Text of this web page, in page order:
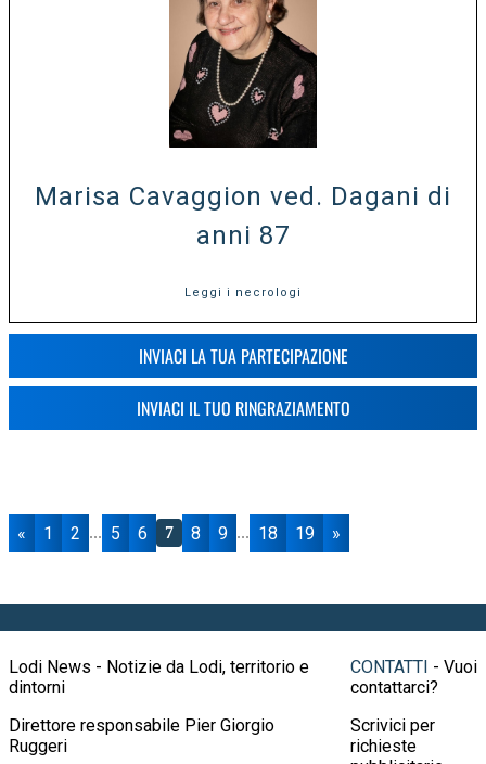
Marisa Cavaggion ved. Dagani di
anni 87
Leggi i necrologi
INVIACI LA TUA PARTECIPAZIONE
INVIACI IL TUO RINGRAZIAMENTO
« 1 2 ... 5 6 7 8 9 ... 18 19 »
Lodi News - Notizie da Lodi, territorio e
dintorni
Direttore responsabile Pier Giorgio
Ruggeri
CONTATTI - Vuoi
contattarci?
Scrivici per
richieste